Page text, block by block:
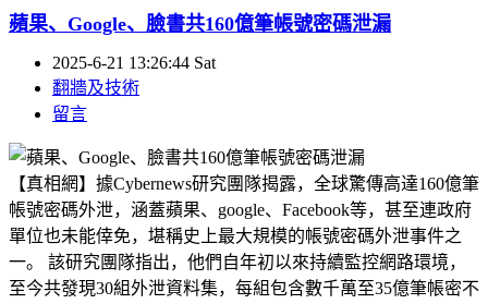
蘋果、Google、臉書共160億筆帳號密碼泄漏
2025-6-21 13:26:44 Sat
翻牆及技術
留言
【真相網】據Cybernews研究團隊揭露，全球驚傳高達160億筆
帳號密碼外泄，涵蓋蘋果、google、Facebook等，甚至連政府
單位也未能倖免，堪稱史上最大規模的帳號密碼外泄事件之
一。 該研究團隊指出，他們自年初以來持續監控網路環境，
至今共發現30組外泄資料集，每組包含數千萬至35億筆帳密不